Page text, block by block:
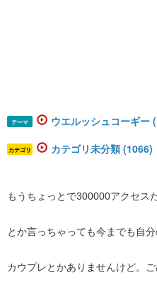
テーマ ウエルッシュコーギー
カテゴリ カテゴリ未分類 (1066)
もうちょっとで300000アクセスだ
とか言っちゃっても今までも自
カウプレとかありませんけど。